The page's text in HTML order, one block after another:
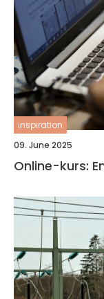
inspiration
09. June 2025
Online-kurs: